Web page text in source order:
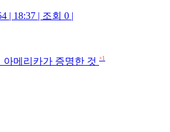
| 18:37 | 조회 0 |
메리카가 증명한 것 +1